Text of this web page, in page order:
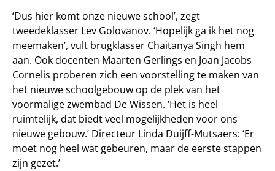
‘Dus hier komt onze nieuwe school’, zegt
tweedeklasser Lev Golovanov. ‘Hopelijk ga ik het nog
meemaken’, vult brugklasser Chaitanya Singh hem
aan. Ook docenten Maarten Gerlings en Joan Jacobs
Cornelis proberen zich een voorstelling te maken van
het nieuwe schoolgebouw op de plek van het
voormalige zwembad De Wissen. ‘Het is heel
ruimtelijk, dat biedt veel mogelijkheden voor ons
nieuwe gebouw.’ Directeur Linda Duijff-Mutsaers: ‘Er
moet nog heel wat gebeuren, maar de eerste stappen
zijn gezet.’